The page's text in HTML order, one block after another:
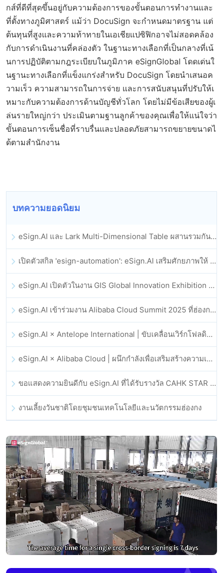
กส์ที่ดีที่สุดขึ้นอยู่กับความต้องการของขั้นตอนการทำงานและ
ที่ตั้งทางภูมิศาสตร์ แม้ว่า DocuSign จะกำหนดมาตรฐาน แต่
ต้นทุนที่สูงและความท้าทายในเอเชียแปซิฟิกอาจไม่สอดคล้อง
กับการดำเนินงานที่คล่องตัว ในฐานะทางเลือกที่เป็นกลางที่เน้
นการปฏิบัติตามกฎระเบียบในภูมิภาค eSignGlobal โดดเด่นใ
นฐานะทางเลือกที่แข็งแกร่งสำหรับ DocuSign โดยนำเสนอค
วามเร็ว ความสามารถในการจ่าย และการสนับสนุนที่ปรับให้เ
หมาะกับความต้องการด้านบัญชีทั่วโลก โดยไม่มีข้อเสียของผู้เ
ล่นรายใหญ่กว่า ประเมินตามฐานลูกค้าของคุณเพื่อให้แน่ใจว่า
ขั้นตอนการเซ็นชื่อที่ราบรื่นและปลอดภัยสามารถขยายขนาดไ
ด้ตามสำนักงาน
บทความยอดนิยม
eSign.AI และ Lark Multi-Dimensional Table ผสานรวมกันอย่างเป็นทางการ: การลงนามและการเก็บถาวรสัญญาอิเล็กทรอนิกส์แบบอัตโนมัติเต็มรูปแบบ
เปิดตัวสกิล 'esign-automation': eSign.AI เสริมศักยภาพให้ OpenClaw ด้วยลายเซ็นอิเล็กทรอนิกส์อัตโนมัติ
eSign.AI เปิดตัวในงาน GIS Global Innovation Exhibition 2025
eSign.AI เข้าร่วมงาน Alibaba Cloud Summit 2025 ที่ฮ่องกง เพื่อขับเคลื่อนนวัตกรรมคลาวด์ที่ขับเคลื่อนด้วย AI และความเชื่อมั่นทางดิจิทัล
eSign.AI × Antelope International | ขับเคลื่อนเวิร์กโฟลดิจิทัลที่ปลอดภัยและขับเคลื่อนด้วย AI
eSign.AI × Alibaba Cloud | ผนึกกำลังเพื่อเสริมสร้างความเชื่อมั่นดิจิทัลระดับโลกสำหรับฟินเทค
ขอแสดงความยินดีกับ eSign.AI ที่ได้รับรางวัล CAHK STAR Award 2025
งานเลี้ยงวันชาติโดยชุมชนเทคโนโลยีและนวัตกรรมฮ่องกง